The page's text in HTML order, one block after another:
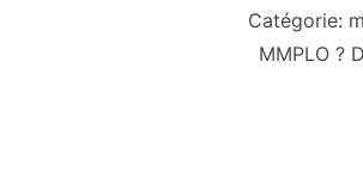
Catégorie:
MMPLO ?